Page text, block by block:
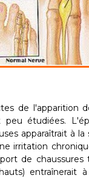
de l'apparition
étudiées.
apparaîtrait à
irritation
de chaussures
entraînerait